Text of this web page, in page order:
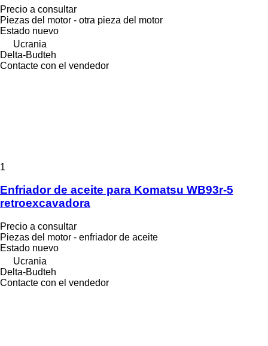
Precio a consultar
Piezas del motor - otra pieza del motor
Estado nuevo
Ucrania
Delta-Budteh
Contacte con el vendedor
1
Enfriador de aceite para Komatsu WB93r-5
retroexcavadora
Precio a consultar
Piezas del motor - enfriador de aceite
Estado nuevo
Ucrania
Delta-Budteh
Contacte con el vendedor